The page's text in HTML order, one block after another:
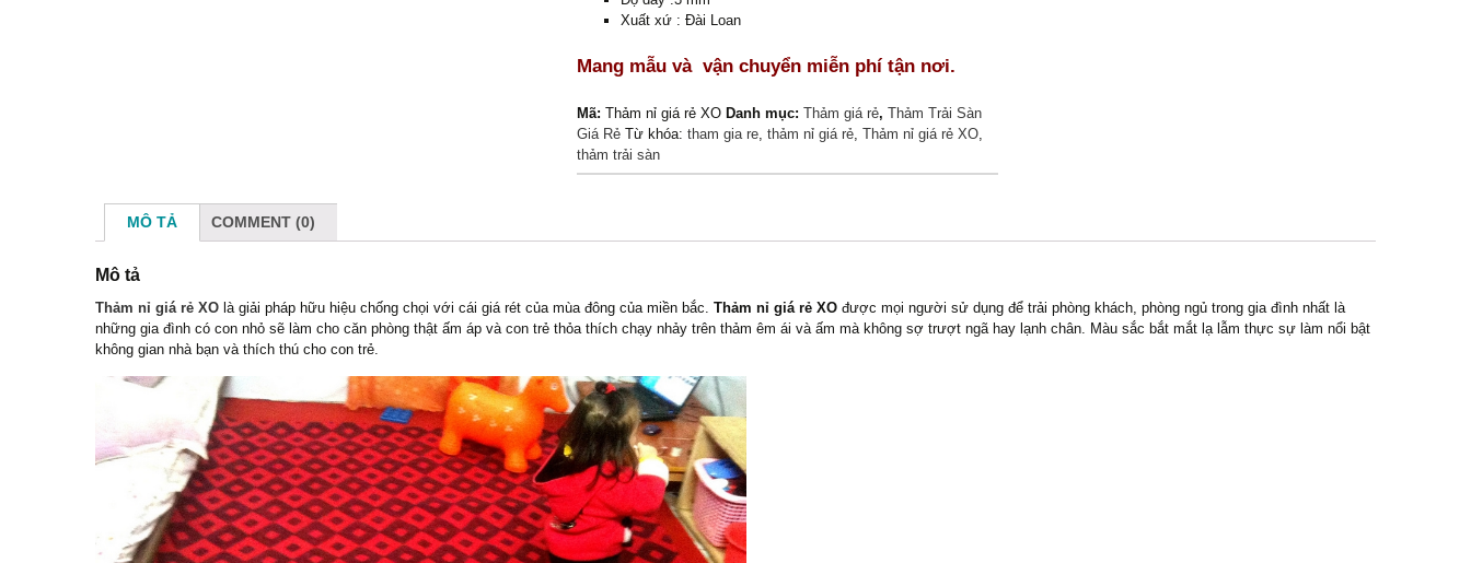
Xuất xứ : Đài Loan
Mang mẫu và vận chuyển miễn phí tận nơi.
Mã: Thảm nỉ giá rẻ XO Danh mục: Thảm giá rẻ, Thảm Trải Sàn
Giá Rẻ Từ khóa: tham gia re, thảm nỉ giá rẻ, Thảm nỉ giá rẻ XO,
thảm trải sàn
MÔ TẢ COMMENT (0)
Mô tả
Thảm nỉ giá rẻ XO là giải pháp hữu hiệu chống chọi với cái giá rét của mùa đông của miền bắc. Thảm nỉ giá rẻ XO được mọi người sử dụng để trải phòng khách, phòng ngủ trong gia đình nhất là
những gia đình có con nhỏ sẽ làm cho căn phòng thật ấm áp và con trẻ thỏa thích chạy nhảy trên thảm êm ái và ấm mà không sợ trượt ngã hay lạnh chân. Màu sắc bắt mắt lạ lẫm thực sự làm nổi bật
không gian nhà bạn và thích thú cho con trẻ.